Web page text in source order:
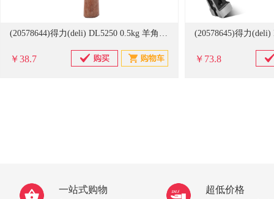
(20578644)得力(deli) DL5250 0.5kg 羊角锤 银色(单位：把)
￥38.7 ￥73.8
一站式购物 超低价格